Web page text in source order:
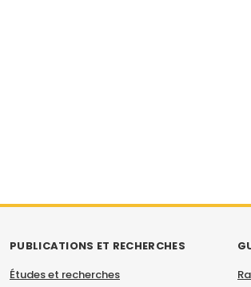
PUBLICATIONS ET RECHERCHES
Études et recherches